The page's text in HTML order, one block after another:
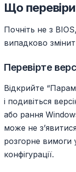
Що
Почніть не з
випадково
Перевірте
Відкрийте
і подивіться
або рання
може не
розгорне вимоги
конфігурації.